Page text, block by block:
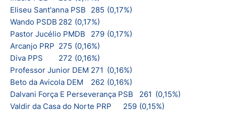
Eliseu Sant'anna PSB
285 (0,17%)
Wando PSDB 282 (0,17%)
Pastor Jucélio PMDB
279 (0,17%)
Arcanjo PRP 275 (0,16%)
Diva PPS
272 (0,16%)
Professor Junior DEM 271 (0,16%)
Beto da Avicola DEM
262 (0,16%)
Dalvani Força E Perseverança PSB
261 (0,15%)
Valdir da Casa do Norte PRP
259 (0,15%)